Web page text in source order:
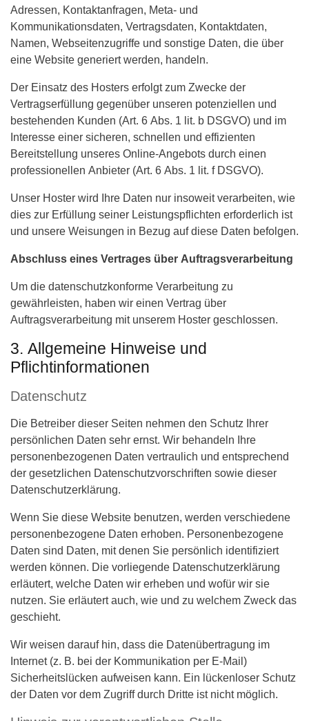
Adressen, Kontaktanfragen, Meta- und
Kommunikationsdaten, Vertragsdaten, Kontaktdaten,
Namen, Webseitenzugriffe und sonstige Daten, die über
eine Website generiert werden, handeln.
Der Einsatz des Hosters erfolgt zum Zwecke der
Vertragserfüllung gegenüber unseren potenziellen und
bestehenden Kunden (Art. 6 Abs. 1 lit. b DSGVO) und im
Interesse einer sicheren, schnellen und effizienten
Bereitstellung unseres Online-Angebots durch einen
professionellen Anbieter (Art. 6 Abs. 1 lit. f DSGVO).
Unser Hoster wird Ihre Daten nur insoweit verarbeiten, wie
dies zur Erfüllung seiner Leistungspflichten erforderlich ist
und unsere Weisungen in Bezug auf diese Daten befolgen.
Abschluss eines Vertrages über Auftragsverarbeitung
Um die datenschutzkonforme Verarbeitung zu
gewährleisten, haben wir einen Vertrag über
Auftragsverarbeitung mit unserem Hoster geschlossen.
3. Allgemeine Hinweise und
Pflichtinformationen
Datenschutz
Die Betreiber dieser Seiten nehmen den Schutz Ihrer
persönlichen Daten sehr ernst. Wir behandeln Ihre
personenbezogenen Daten vertraulich und entsprechend
der gesetzlichen Datenschutzvorschriften sowie dieser
Datenschutzerklärung.
Wenn Sie diese Website benutzen, werden verschiedene
personenbezogene Daten erhoben. Personenbezogene
Daten sind Daten, mit denen Sie persönlich identifiziert
werden können. Die vorliegende Datenschutzerklärung
erläutert, welche Daten wir erheben und wofür wir sie
nutzen. Sie erläutert auch, wie und zu welchem Zweck das
geschieht.
Wir weisen darauf hin, dass die Datenübertragung im
Internet (z. B. bei der Kommunikation per E-Mail)
Sicherheitslücken aufweisen kann. Ein lückenloser Schutz
der Daten vor dem Zugriff durch Dritte ist nicht möglich.